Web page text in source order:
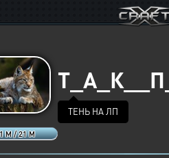
M / 21 M
ТЕНЬ НА ЛП